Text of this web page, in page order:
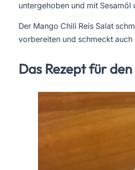
untergehoben und mit
Der Mango Chili Reis Salat
vorbereiten und schmeckt
Das Rezept für